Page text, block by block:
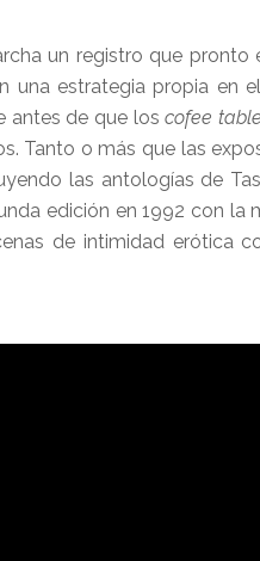
un registro que
una estrategia propia en
antes de que loscofee
Tanto o más que las
las antologías de
edición en 1992 con la
de intimidad erótica